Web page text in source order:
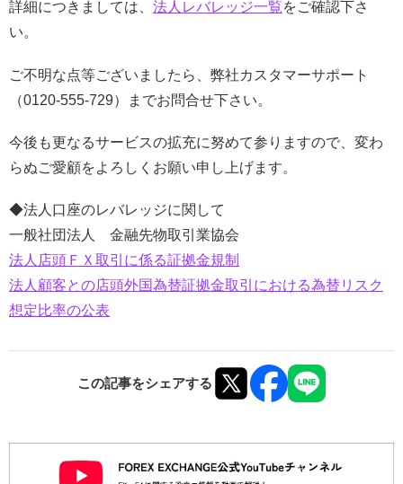
詳細につきましては、 法人レバレッジ一覧をご確認下さ
い。
ご不明な点等ございましたら、弊社カスタマーサポート
（0120-555-729）までお問合せ下さい。
今後も更なるサービスの拡充に努めて参りますので、変わ
らぬご愛顧をよろしくお願い申し上げます。
◆法人口座のレバレッジに関して
一般社団法人 金融先物取引業協会
法人店頭ＦＸ取引に係る証拠金規制
法人顧客との店頭外国為替証拠金取引における為替リスク
想定比率の公表
この記事をシェアする